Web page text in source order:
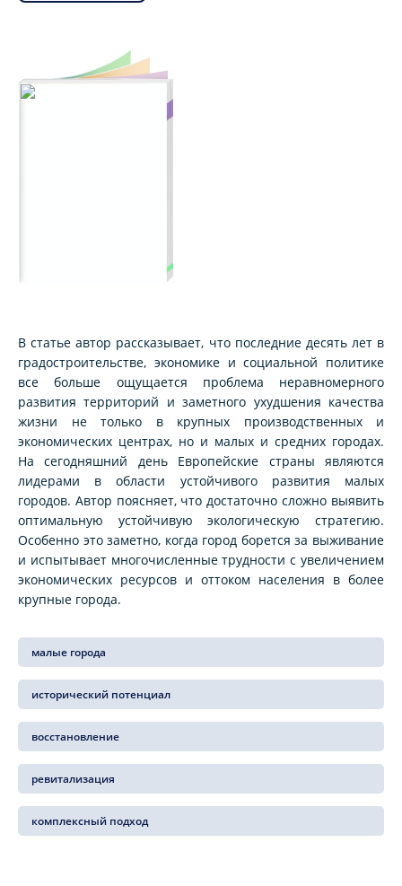
В статье автор рассказывает, что последние десять лет в
градостроительстве, экономике и социальной политике
все больше ощущается проблема неравномерного
развития территорий и заметного ухудшения качества
жизни не только в крупных производственных и
экономических центрах, но и малых и средних городах.
На сегодняшний день Европейские страны являются
лидерами в области устойчивого развития малых
городов. Автор поясняет, что достаточно сложно выявить
оптимальную устойчивую экологическую стратегию.
Особенно это заметно, когда город борется за выживание
и испытывает многочисленные трудности с увеличением
экономических ресурсов и оттоком населения в более
крупные города.
малые города
исторический потенциал
восстановление
ревитализация
комплексный подход